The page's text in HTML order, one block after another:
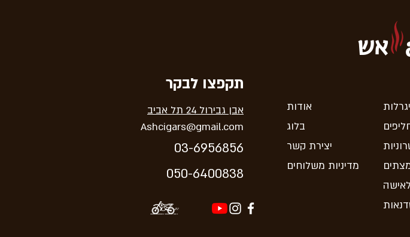
אש
תקפצו לבקר
אבן גבירול 24 תל אביב
Ashcigars@gmail.com
03-6956856
050-6400838
אודות
בלוג
יצירת קשר
מדיניות משלוחים